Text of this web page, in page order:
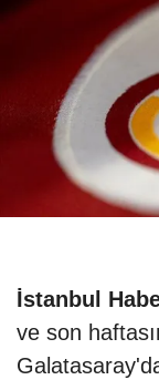
İstanbul
ve son